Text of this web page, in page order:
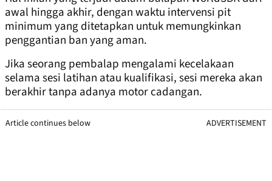
awal hingga akhir, dengan waktu intervensi pit
minimum yang ditetapkan untuk memungkinkan
penggantian ban yang aman.
Jika seorang pembalap mengalami kecelakaan
selama sesi latihan atau kualifikasi, sesi mereka akan
berakhir tanpa adanya motor cadangan.
Article continues below ADVERTISEMENT